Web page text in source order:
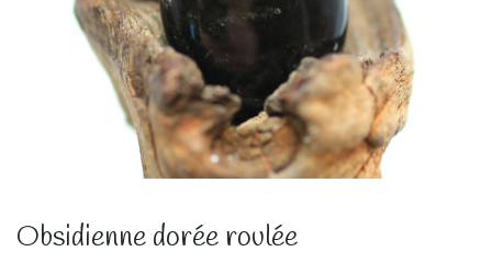
Obsidienne dorée roulée